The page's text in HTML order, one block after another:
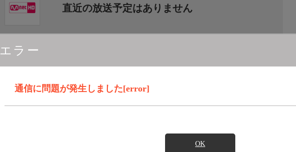
エラー
通信に問題が発生しました[error]
OK
直近の放送予定はありません